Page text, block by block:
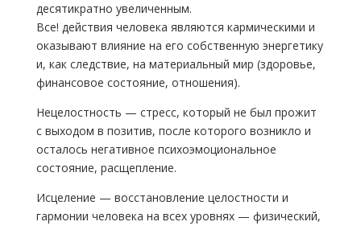
десятикратно увеличенным.
Все! действия человека являются кармическими и
оказывают влияние на его собственную энергетику
и, как следствие, на материальный мир (здоровье,
финансовое состояние, отношения).
Нецелостность — стресс, который не был прожит
с выходом в позитив, после которого возникло и
осталось негативное психоэмоциональное
состояние, расщепление.
Исцеление — восстановление целостности и
гармонии человека на всех уровнях — физический,